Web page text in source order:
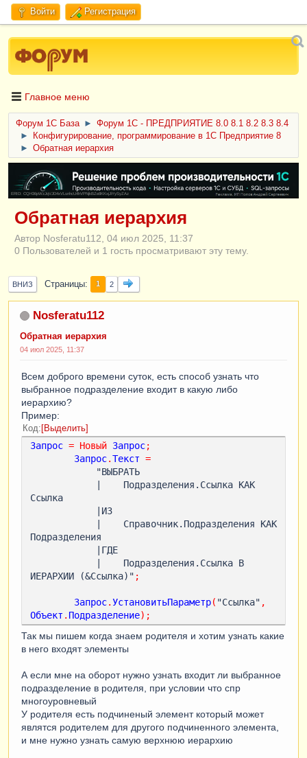
Войти Регистрация
Главное меню
Форум 1C База ►
Форум 1С - ПРЕДПРИЯТИЕ 8.0 8.1 8.2 8.3 8.4
►
Конфигурирование, программирование в 1С Предприятие 8
►
Обратная иерархия
ERID: CQH36pWzJqVJD4xVLsnhcU4hVPNjkBZe8KKxjJiYySyZAz
Обратная иерархия
Автор Nosferatu112, 04 июл 2025, 11:37
0 Пользователей и 1 гость просматривают эту тему.
ВНИЗ Страницы 1 2
Nosferatu112
Обратная иерархия
04 июл 2025, 11:37
Всем доброго времени суток, есть способ узнать что
выбранное подразделение входит в какую либо
иерархию?
Пример:
Код Выделить
Запрос = Новый Запрос;
Запрос.Текст =
Ссылка
Подразделения
ИЕРАРХИИ (&Ссылка)" ;
Запрос.УстановитьПараметр( "Ссылка" ,
Объект . Подразделение);
Так мы пишем когда знаем родителя и хотим узнать какие
в него входят элементы
А если мне на оборот нужно узнать входит ли выбранное
подразделение в родителя, при условии что спр
многоуровневый
У родителя есть подчиненый элемент который может
являтся родителем для другого подчиненного элемента,
и мне нужно узнать самую верхнюю иерархию